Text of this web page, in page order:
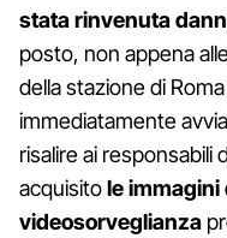
stata rinvenuta
posto, non appena
della stazione di
immediatamente
risalire ai responsabili
acquisitole immagini
videosorveglianza